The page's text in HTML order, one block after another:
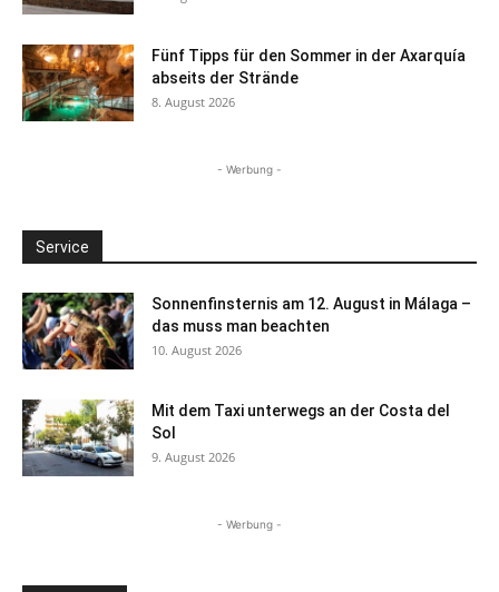
Fünf Tipps für den Sommer in der Axarquía
abseits der Strände
8. August 2026
- Werbung -
Service
Sonnenfinsternis am 12. August in Málaga –
das muss man beachten
10. August 2026
Mit dem Taxi unterwegs an der Costa del
Sol
9. August 2026
- Werbung -